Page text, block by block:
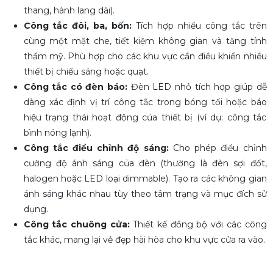
thang, hành lang dài).
Công tắc đôi, ba, bốn: Tích hợp nhiều công tắc trên
cùng một mặt che, tiết kiệm không gian và tăng tính
thẩm mỹ. Phù hợp cho các khu vực cần điều khiển nhiều
thiết bị chiếu sáng hoặc quạt.
Công tắc có đèn báo: Đèn LED nhỏ tích hợp giúp dễ
dàng xác định vị trí công tắc trong bóng tối hoặc báo
hiệu trạng thái hoạt động của thiết bị (ví dụ: công tắc
bình nóng lạnh).
Công tắc điều chỉnh độ sáng: Cho phép điều chỉnh
cường độ ánh sáng của đèn (thường là đèn sợi đốt,
halogen hoặc LED loại dimmable). Tạo ra các không gian
ánh sáng khác nhau tùy theo tâm trạng và mục đích sử
dụng.
Công tắc chuông cửa:Thiết kế đồng bộ với các công
tắc khác, mang lại vẻ đẹp hài hòa cho khu vực cửa ra vào.